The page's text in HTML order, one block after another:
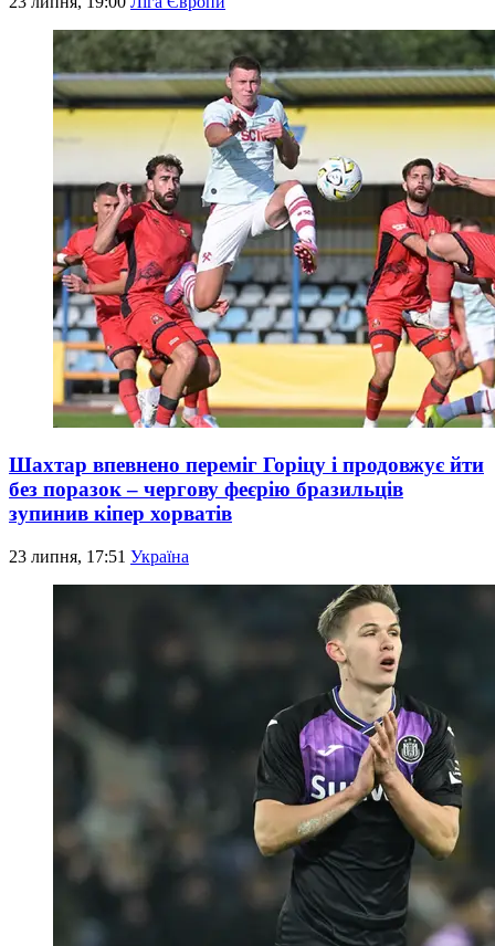
Шахтар впевнено переміг Горіцу і продовжує йти
без поразок – чергову феєрію бразильців
зупинив кіпер хорватів
23 липня, 17:51 Україна